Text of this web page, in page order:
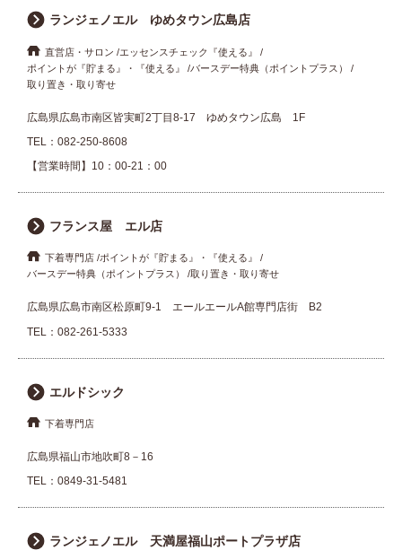
ランジェノエル ゆめタウン広島店
直営店・サロン
エッセンスチェック『使える』
ポイントが『貯まる』・『使える』
バースデー特典（ポイントプラス）
取り置き・取り寄せ
広島県広島市南区皆実町2丁目8-17 ゆめタウン広島 1F
TEL： 082-250-8608
【営業時間】10：00-21：00
フランス屋 エル店
下着専門店 ポイントが『貯まる』・『使える』
バースデー特典（ポイントプラス）
取り置き・取り寄せ
広島県広島市南区松原町9-1 エールエールA館専門店街 B2
TEL： 082-261-5333
エルドシック
下着専門店
広島県福山市地吹町8－16
TEL： 0849-31-5481
ランジェノエル 天満屋福山ポートプラザ店